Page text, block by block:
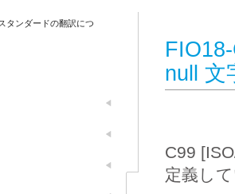
null 文
C99
定義し
タンダードの翻訳につ